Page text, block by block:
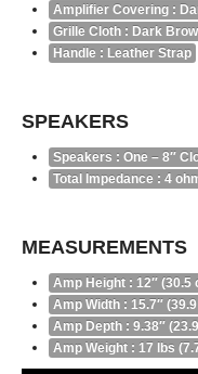
Amplifier Covering :
Grille Cloth : Dark
Handle : Leather Strap
SPEAKERS
Speakers : One – 8″
Total Impedance : 4
MEASUREMENTS
Amp Height : 12″ (30.5
Amp Width : 15.7″
Amp Depth : 9.38″
Amp Weight : 17 lbs